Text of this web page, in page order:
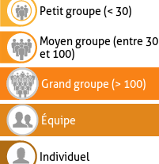
Petit groupe (< 30)
Moyen groupe (entre 30
et 100)
Grand groupe (> 100)
Équipe
Individuel